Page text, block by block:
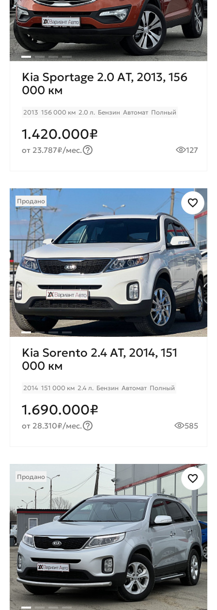
Kia Sportage 2.0 AТ, 2013, 156
000 км
2013 156 000 км 2.0 л. Бензин Автомат Полный
1.420.000₽
от 23.787₽/мес. 127
Продано
Kia Sorento 2.4 AT, 2014, 151
000 км
2014 151 000 км 2.4 л. Бензин Автомат Полный
1.690.000₽
от 28.310₽/мес. 585
Продано